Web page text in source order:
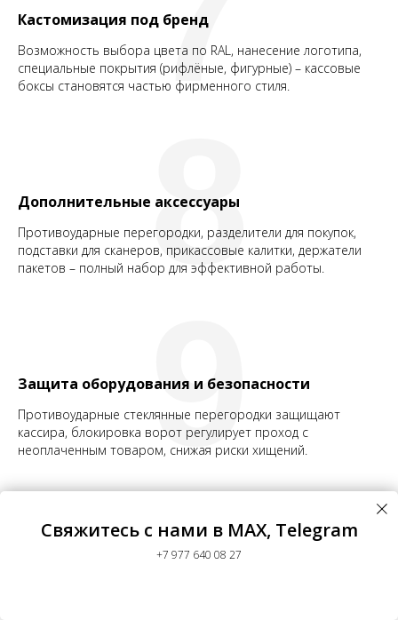
Свяжитесь с нами в MAX, Telegram
+7 977 640 08 27
Кастомизация под бренд
Возможность выбора цвета по RAL, нанесение логотипа,
специальные покрытия (рифлёные, фигурные) – кассовые
боксы становятся частью фирменного стиля.
Дополнительные аксессуары
Противоударные перегородки, разделители для покупок,
подставки для сканеров, прикассовые калитки, держатели
пакетов – полный набор для эффективной работы.
8
Защита оборудования и безопасности
Противоударные стеклянные перегородки защищают
кассира, блокировка ворот регулирует проход с
неоплаченным товаром, снижая риски хищений.
9
Высокая пропускная способность
10
«Продолжая использовать сайт, вы соглашаетесь на обработку
файлов cookie и Политикой обработки персональных данных»